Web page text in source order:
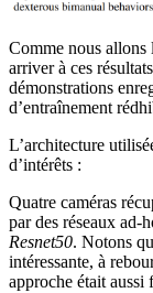
Comme nous
arriver à ces
démonstrations
d’entraînement
L’architecture
d’intérêts :
Quatre caméras
par des réseaux ad-
Resnet50. Notons
intéressante, à
approche était aussi